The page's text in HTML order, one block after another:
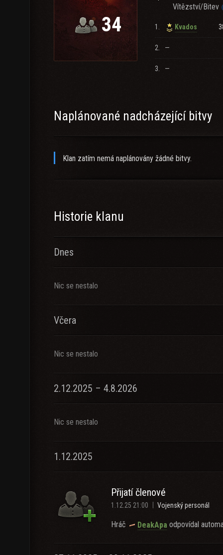
34
Vítězství/Bitev
1. Kvados
2. —
3. —
Naplánované nadcházející bitvy
Klan zatím nemá naplánovány žádné bitvy.
Historie klanu
Dnes
Nic se nestalo
Včera
Nic se nestalo
2.12.2025 – 4.8.2026
Nic se nestalo
1.12.2025
Přijatí členové
1.12.25 21:00 Vojenský personál
Hráč DeakApa odpovídal